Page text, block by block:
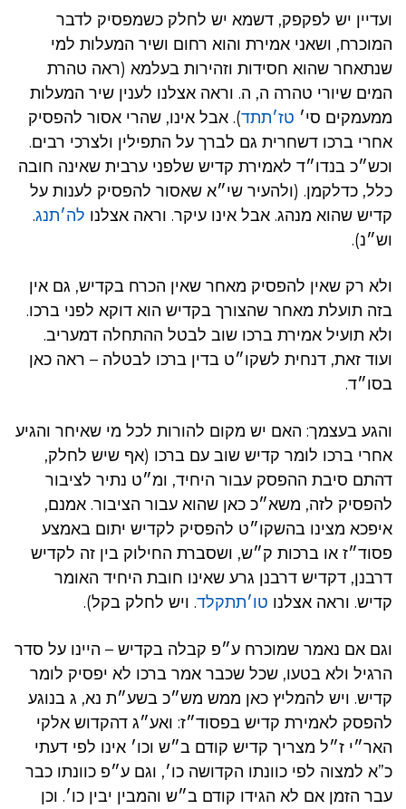
ועדיין יש לפקפק, דשמא יש לחלק כשמפסיק לדבר
המוכרח, ושאני אמירת והוא רחום ושיר המעלות למי
שנתאחר שהוא חסידות וזהירות בעלמא (ראה טהרת
המים שיורי טהרה ה, ה. וראה אצלנו לענין שיר המעלות
ממעמקים סי׳ טז׳תתד). אבל אינו, שהרי אסור להפסיק
אחרי ברכו דשחרית גם לברך על התפילין ולצרכי רבים.
וכש״כ בנדו״ד לאמירת קדיש שלפני ערבית שאינה חובה
כלל, כדלקמן. (ולהעיר שי״א שאסור להפסיק לענות על
קדיש שהוא מנהג. אבל אינו עיקר. וראה אצלנו לה׳תנג.
וש״נ).
ולא רק שאין להפסיק מאחר שאין הכרח בקדיש, גם אין
בזה תועלת מאחר שהצורך בקדיש הוא דוקא לפני ברכו.
ולא תועיל אמירת ברכו שוב לבטל ההתחלה דמעריב.
ועוד זאת, דנחית לשקו״ט בדין ברכו לבטלה – ראה כאן
בסו״ד.
והגע בעצמך: האם יש מקום להורות לכל מי שאיחר והגיע
אחרי ברכו לומר קדיש שוב עם ברכו (אף שיש לחלק,
דהתם סיבת ההפסק עבור היחיד, ומ״ט נתיר לציבור
להפסיק לזה, משא״כ כאן שהוא עבור הציבור. אמנם,
איפכא מצינו בהשקו״ט להפסיק לקדיש יתום באמצע
פסוד״ז או ברכות ק״ש, ושסברת החילוק בין זה לקדיש
דרבנן, דקדיש דרבנן גרע שאינו חובת היחיד האומר
קדיש. וראה אצלנו טו׳תתקלד. ויש לחלק בקל).
וגם אם נאמר שמוכרח ע״פ קבלה בקדיש – היינו על סדר
הרגיל ולא בטעו, שכל שכבר אמר ברכו לא יפסיק לומר
קדיש. ויש להמליץ כאן ממש מש״כ בשע״ת נא, ג בנוגע
להפסק לאמירת קדיש בפסוד״ז: ואע״ג דהקדוש אלקי
האר״י ז״ל מצריך קדיש קודם ב״ש וכו׳ אינו לפי דעתי
כ”א למצוה לפי כוונתו הקדושה כו׳, וגם ע״פ כוונתו כבר
עבר הזמן אם לא הגידו קודם ב״ש והמבין יבין כו׳. וכן